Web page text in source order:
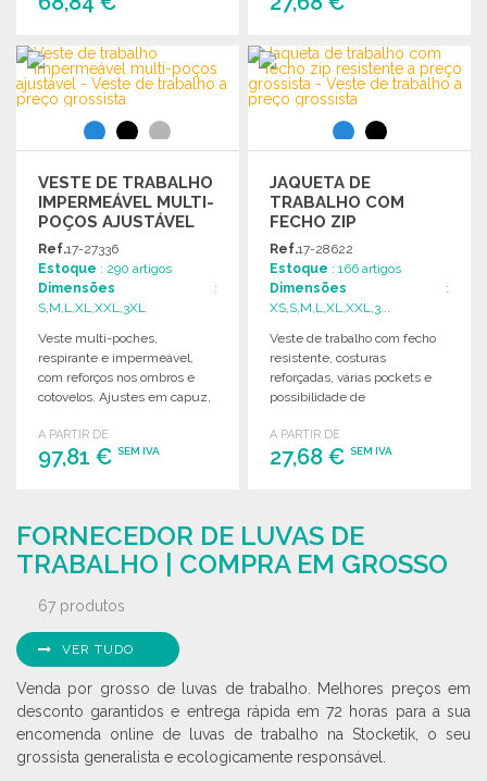
ENCOMENDAR
Solicitar um orçamento
ENCOMENDAR
Solicitar um orçamento
VESTE DE TRABALHO
IMPERMEÁVEL MULTI-
POÇOS AJUSTÁVEL
Ref.17-27336
Estoque : 290 artigos
Dimensões :
S,M,L,XL,XXL,3XL
Veste multi-poches,
respirante e impermeável,
com reforços nos ombros e
cotovelos. Ajustes em capuz,
personalização.
A PARTIR DE
97,81 € SEM IVA
Solicitar um orçamento
JAQUETA DE
TRABALHO COM
FECHO ZIP
RESISTENTE A PREÇO
GROSSISTA
Ref.17-28622
Estoque : 166 artigos
Dimensões :
XS,S,M,L,XL,XXL,3...
Veste de trabalho com fecho
resistente, costuras
reforçadas, várias pockets e
possibilidade de
ambientes profissionais.
A PARTIR DE
27,68 €SEM IVA
Solicitar um orçamento
FORNECEDOR DE LUVAS DE
TRABALHO | COMPRA EM GROSSO
67 produtos
VER TUDO
Venda por grosso de luvas de trabalho. Melhores preços em
desconto garantidos e entrega rápida em 72 horas para a sua
encomenda online de luvas de trabalho na Stocketik, o seu
grossista generalista e ecologicamente responsável.